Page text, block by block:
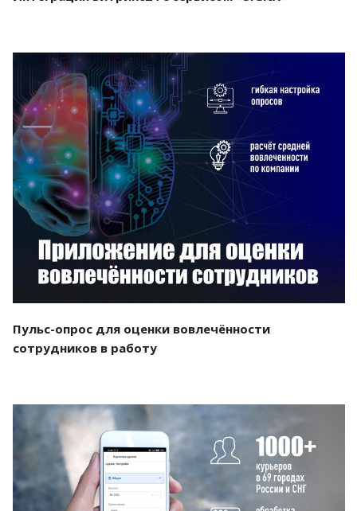
Смотреть проект
Пульс-опрос для оценки вовлечённости
сотрудников в работу